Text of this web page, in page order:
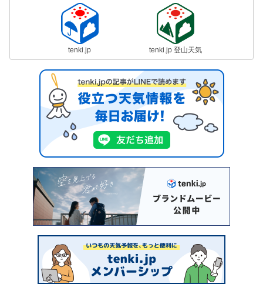
tenki.jp tenki.jp 登山天気